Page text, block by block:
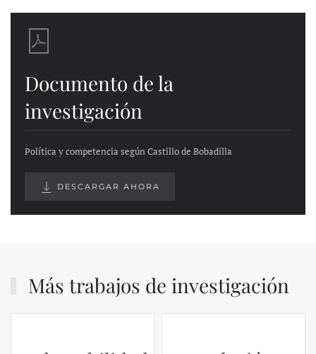
Documento de la
investigación
Política y competencia según Castillo de Bobadilla
DESCARGAR AHORA
Más trabajos de investigación